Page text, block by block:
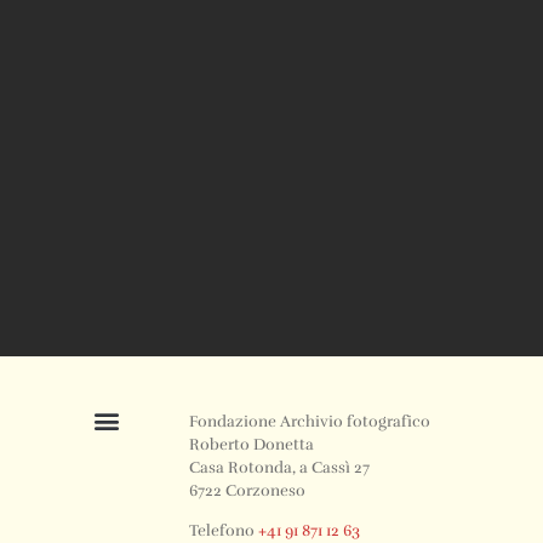
Fondazione Archivio fotografico
Roberto Donetta
Casa Rotonda, a Cassì 27
6722 Corzoneso
Telefono+41 91 871 12 63